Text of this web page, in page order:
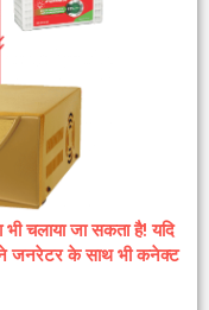
चलाया जा सकता है! यदि
जनरेटर के साथ भी कनेक्ट